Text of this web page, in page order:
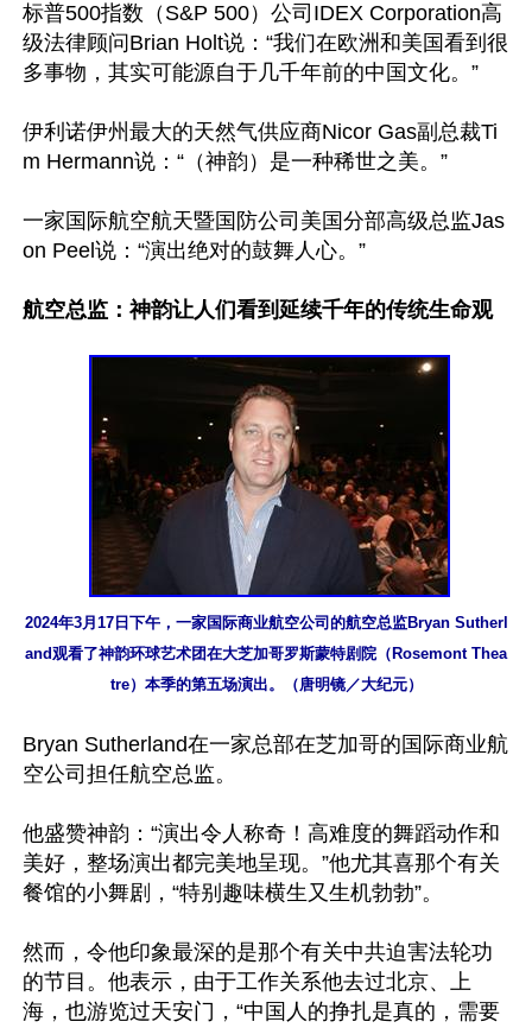
标普500指数（S&P 500）公司IDEX Corporation高
级法律顾问Brian Holt说：“我们在欧洲和美国看到很
多事物，其实可能源自于几千年前的中国文化。”
伊利诺伊州最大的天然气供应商Nicor Gas副总裁Ti
m Hermann说：“（神韵）是一种稀世之美。”
一家国际航空航天暨国防公司美国分部高级总监Jas
on Peel说：“演出绝对的鼓舞人心。”
航空总监：神韵让人们看到延续千年的传统生命观
2024年3月17日下午，一家国际商业航空公司的航空总监Bryan Sutherl
and观看了神韵环球艺术团在大芝加哥罗斯蒙特剧院（Rosemont Thea
tre）本季的第五场演出。（唐明镜／大纪元）
Bryan Sutherland在一家总部在芝加哥的国际商业航
空公司担任航空总监。
他盛赞神韵：“演出令人称奇！高难度的舞蹈动作和
美好，整场演出都完美地呈现。”他尤其喜那个有关
餐馆的小舞剧，“特别趣味横生又生机勃勃”。
然而，令他印象最深的是那个有关中共迫害法轮功
的节目。他表示，由于工作关系他去过北京、上
海，也游览过天安门，“中国人的挣扎是真的，需要